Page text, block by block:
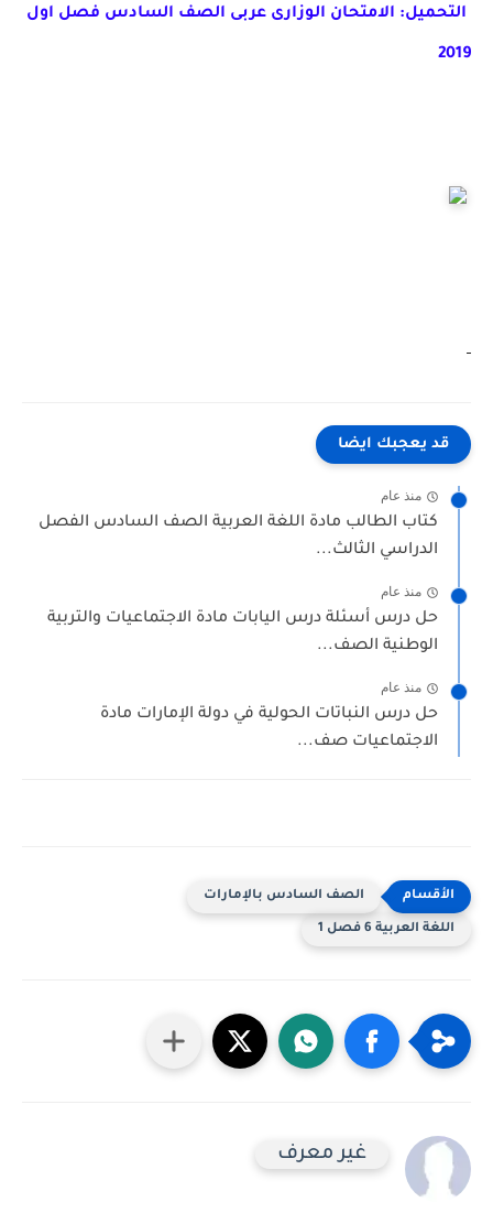
التحميل: الامتحان الوزارى عربى الصف السادس فصل اول
2019
قد يعجبك ايضا
منذ عام
كتاب الطالب مادة اللغة العربية الصف السادس الفصل
الدراسي الثالث...
منذ عام
حل درس أسئلة درس اليابات مادة الاجتماعيات والتربية
الوطنية الصف...
منذ عام
حل درس النباتات الحولية في دولة الإمارات مادة
الاجتماعيات صف...
الصف السادس بالإمارات
اللغة العربية 6 فصل 1
غير معرف